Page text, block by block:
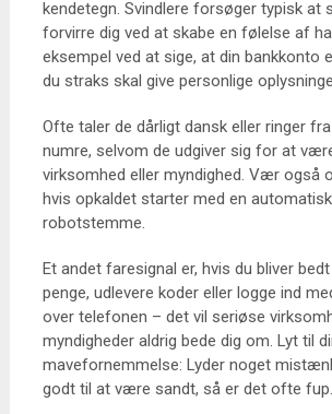
kendetegn. Svindlere forsøger typisk at
forvirre dig ved at skabe en følelse af
eksempel ved at sige, at din bankkonto
du straks skal give personlige
Ofte taler de dårligt dansk eller ringer
numre, selvom de udgiver sig for at
virksomhed eller myndighed. Vær også
hvis opkaldet starter med en
robotstemme.
Et andet faresignal er, hvis du bliver
penge, udlevere koder eller logge ind
over telefonen – det vil seriøse
myndigheder aldrig bede dig om. Lyt til
mavefornemmelse: Lyder noget
godt til at være sandt, så er det ofte fup.